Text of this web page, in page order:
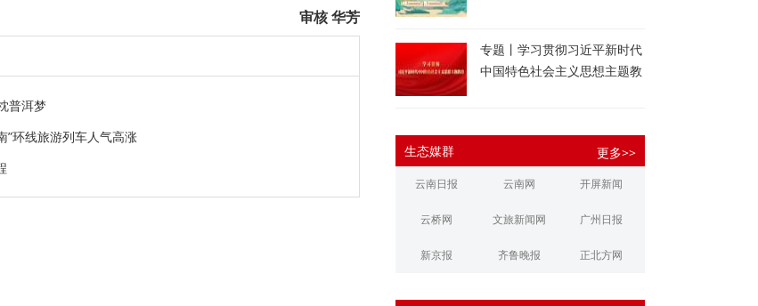
审核 华芳
普洱梦
”环线旅游列车人气高涨
专题丨学习贯彻习近平新时代
中国特色社会主义思想主题教
生态媒群 更多>>
云南日报 云南网 开屏新闻
云桥网 文旅新闻网 广州日报
新京报 齐鲁晚报 正北方网